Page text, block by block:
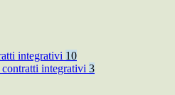
integrativi 10
integrativi 3